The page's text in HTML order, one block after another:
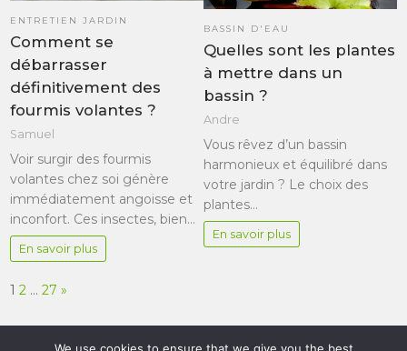
ENTRETIEN JARDIN
Comment se
débarrasser
définitivement des
fourmis volantes ?
Samuel
Voir surgir des fourmis
volantes chez soi génère
immédiatement angoisse et
inconfort. Ces insectes, bien…
En savoir plus
BASSIN D'EAU
Quelles sont les plantes
à mettre dans un
bassin ?
Andre
Vous rêvez d’un bassin
harmonieux et équilibré dans
votre jardin ? Le choix des
plantes…
En savoir plus
Page:
1 2 … 27 Next
»